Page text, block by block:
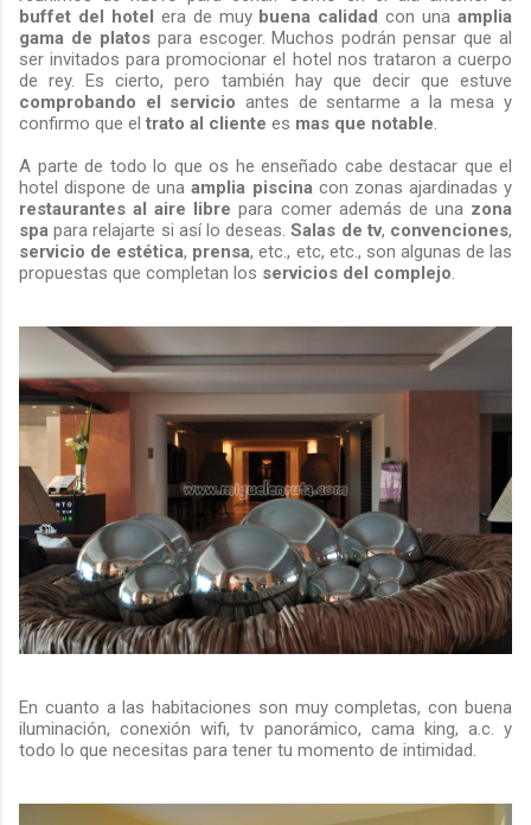
buffet del hotel era de muy buena calidad con unaamplia
gama de platos para escoger. Muchos podrán pensar que al
ser invitados para promocionar el hotel nos trataron a cuerpo
de rey. Es cierto, pero también hay que decir que estuve
comprobando el servicio antes de sentarme a la mesa y
confirmo que el trato al cliente es mas que notable.
A parte de todo lo que os he enseñado cabe destacar que el
hotel dispone de unaamplia piscinacon zonas ajardinadas y
restaurantes al aire libre para comer además de una zona
spa para relajarte si así lo deseas. Salas de tv, convenciones,
servicio de estética, prensa, etc., etc, etc., son algunas de las
propuestas que completan los servicios del complejo.
En cuanto a las habitaciones son muy completas, con buena
iluminación, conexión wifi, tv panorámico, cama king, a.c. y
todo lo que necesitas para tener tu momento de intimidad.